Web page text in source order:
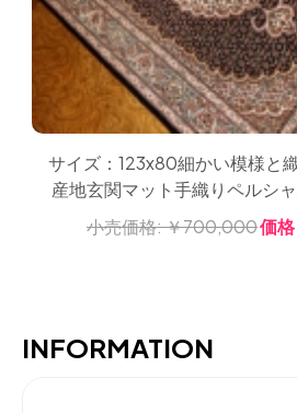
サイズ：123x80細かい模様と
産地玄関マット手織りペルシ
小売価格:￥700,000価
INFORMATION